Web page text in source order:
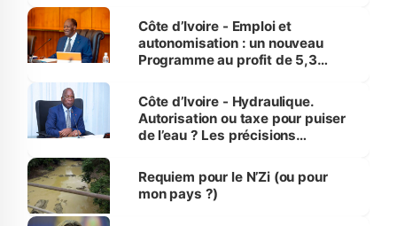
et Yamoussoukro
Côte d’Ivoire - Emploi et
autonomisation : un nouveau
Programme au profit de 5,3
Côte d’Ivoire - Hydraulique.
Autorisation ou taxe pour puiser
de l’eau ? Les précisions
Requiem pour le N’Zi (ou pour
mon pays ?)